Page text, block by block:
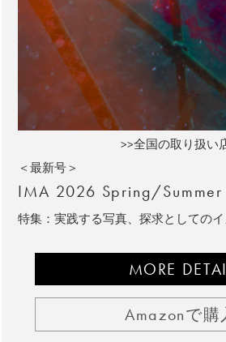
>>全国の取り扱い
＜最新号＞
IMA 2026 Spring/
特集：実践する写真、探求としての
MORE
Amazonで購